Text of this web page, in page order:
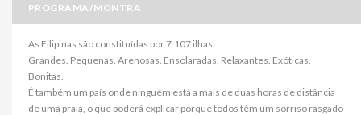
PROGRAMA/MONTRA
As Filipinas são constituídas por 7.107 ilhas.
Grandes. Pequenas. Arenosas. Ensolaradas. Relaxantes. Exóticas.
Bonitas.
É também um país onde ninguém está a mais de duas horas de distância
de uma praia, o que poderá explicar porque todos têm um sorriso rasgado